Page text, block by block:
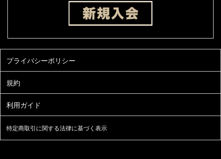
特定商取引に関する法律に基づく表示